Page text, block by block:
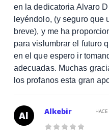
en la dedicatoria Alvaro
leyéndolo, (y seguro que
breve), y me ha
para vislumbrar el futuro
en el que espero ir
adecuadas. Muchas
los profanos esta gran
Al Alkebir